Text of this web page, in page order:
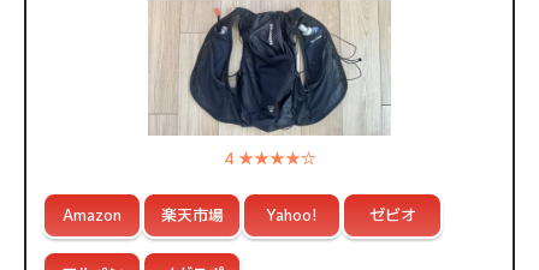
4 ★★★★☆
Amazon 楽天市場 Yahoo! ゼビオ